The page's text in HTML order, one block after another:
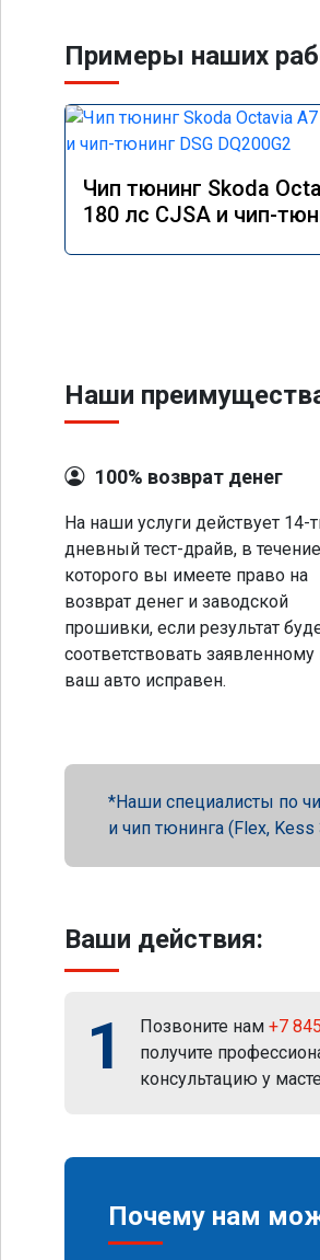
Примеры наших
Чип тюнинг Skoda
180 лс CJSA и чип-
Наши
100% возврат денег
На наши услуги действует 14-
дневный тест-драйв, в течение
которого вы имеете право на
возврат денег и заводской
прошивки, если результат
соответствовать заявленному
ваш авто исправен.
Наши специалисты по
и чип тюнинга (Flex, Kess
Ваши действия:
1 Позвоните нам +7
получите
консультацию у
Почему нам